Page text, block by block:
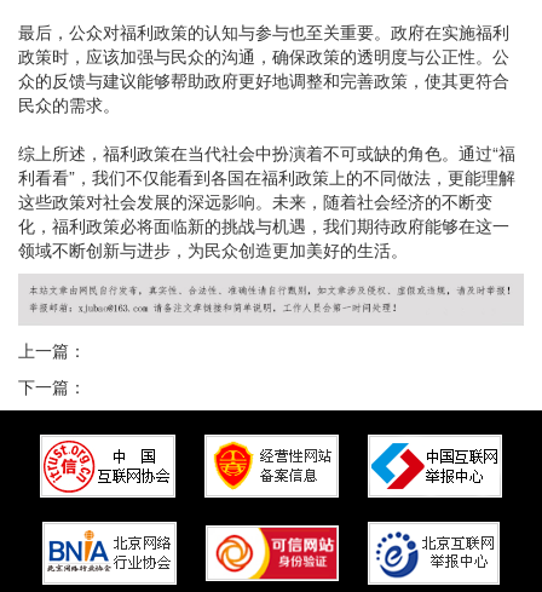
最后，公众对福利政策的认知与参与也至关重要。政府在实施福利
政策时，应该加强与民众的沟通，确保政策的透明度与公正性。公
众的反馈与建议能够帮助政府更好地调整和完善政策，使其更符合
民众的需求。
综上所述，福利政策在当代社会中扮演着不可或缺的角色。通过“福
利看看”，我们不仅能看到各国在福利政策上的不同做法，更能理解
这些政策对社会发展的深远影响。未来，随着社会经济的不断变
化，福利政策必将面临新的挑战与机遇，我们期待政府能够在这一
领域不断创新与进步，为民众创造更加美好的生活。
上一篇：
下一篇：